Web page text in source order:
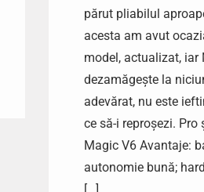
părut pliabilul
acesta am avut
model, actualizat, iar
dezamăgește la
adevărat, nu este
ce să-i reproșezi. Pro
Magic V6 Avantaje:
autonomie bună;